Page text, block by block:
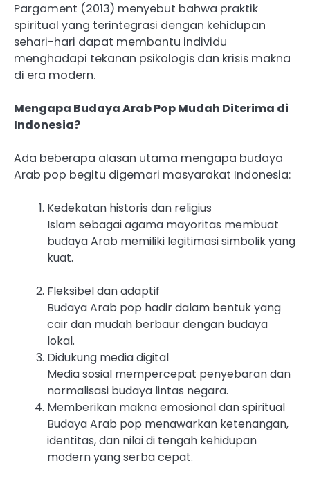
Pargament (2013) menyebut bahwa praktik
spiritual yang terintegrasi dengan kehidupan
sehari-hari dapat membantu individu
menghadapi tekanan psikologis dan krisis makna
di era modern.
Mengapa Budaya Arab Pop Mudah Diterima di
Indonesia?
Ada beberapa alasan utama mengapa budaya
Arab pop begitu digemari masyarakat Indonesia:
Kedekatan historis dan religius
Islam sebagai agama mayoritas membuat
budaya Arab memiliki legitimasi simbolik yang
kuat.
Fleksibel dan adaptif
Budaya Arab pop hadir dalam bentuk yang
cair dan mudah berbaur dengan budaya
lokal.
Didukung media digital
Media sosial mempercepat penyebaran dan
normalisasi budaya lintas negara.
Memberikan makna emosional dan spiritual
Budaya Arab pop menawarkan ketenangan,
identitas, dan nilai di tengah kehidupan
modern yang serba cepat.